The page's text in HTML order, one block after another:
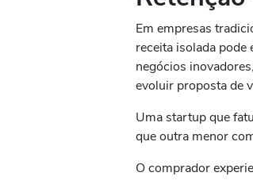
Em empresas
receita isolada
negócios
evoluir proposta de
Uma startup que
que outra menor
O comprador